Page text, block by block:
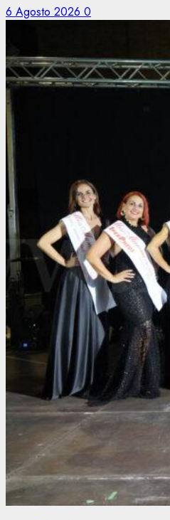
6 Agosto 2026 0